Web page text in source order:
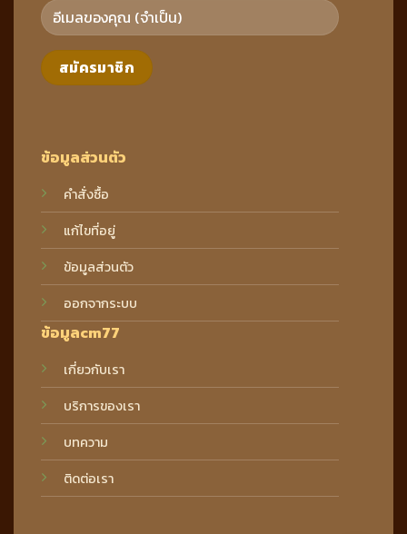
ข้อมูลส่วนตัว
คำสั่งซื้อ
แก้ไขที่อยู่
ข้อมูลส่วนตัว
ออกจากระบบ
ข้อมูลcm77
เกี่ยวกับเรา
บริการของเรา
บทความ
ติดต่อเรา